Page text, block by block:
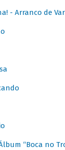
- Arranco de
“Boca no